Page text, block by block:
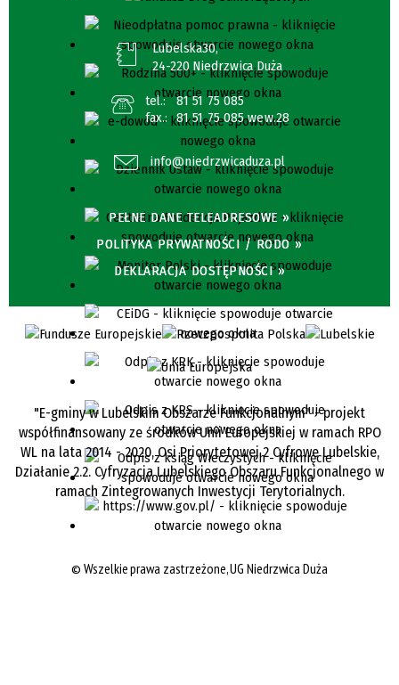
Lubelska30,
24-220 Niedrzwica Duża
tel.:
81 51 75 085
fax.:
81 51 75 085 wew.28
info@niedrzwicaduza.pl
PEŁNE DANE TELEADRESOWE »
POLITYKA PRYWATNOŚCI / RODO »
DEKLARACJA DOSTĘPNOŚCI »
"E-gminy w Lubelskim Obszarze Funkcjonalnym" - projekt
współfinansowany ze środków Unii Europejskiej w ramach RPO
WL na lata 2014 - 2020, Osi Priorytetowej 2 Cyfrowe Lubelskie,
Działanie 2.2. Cyfryzacja Lubelskiego Obszaru Funkcjonalnego w
ramach Zintegrowanych Inwestycji Terytorialnych.
©Wszelkie prawa zastrzeżone, UG Niedrzwica Duża